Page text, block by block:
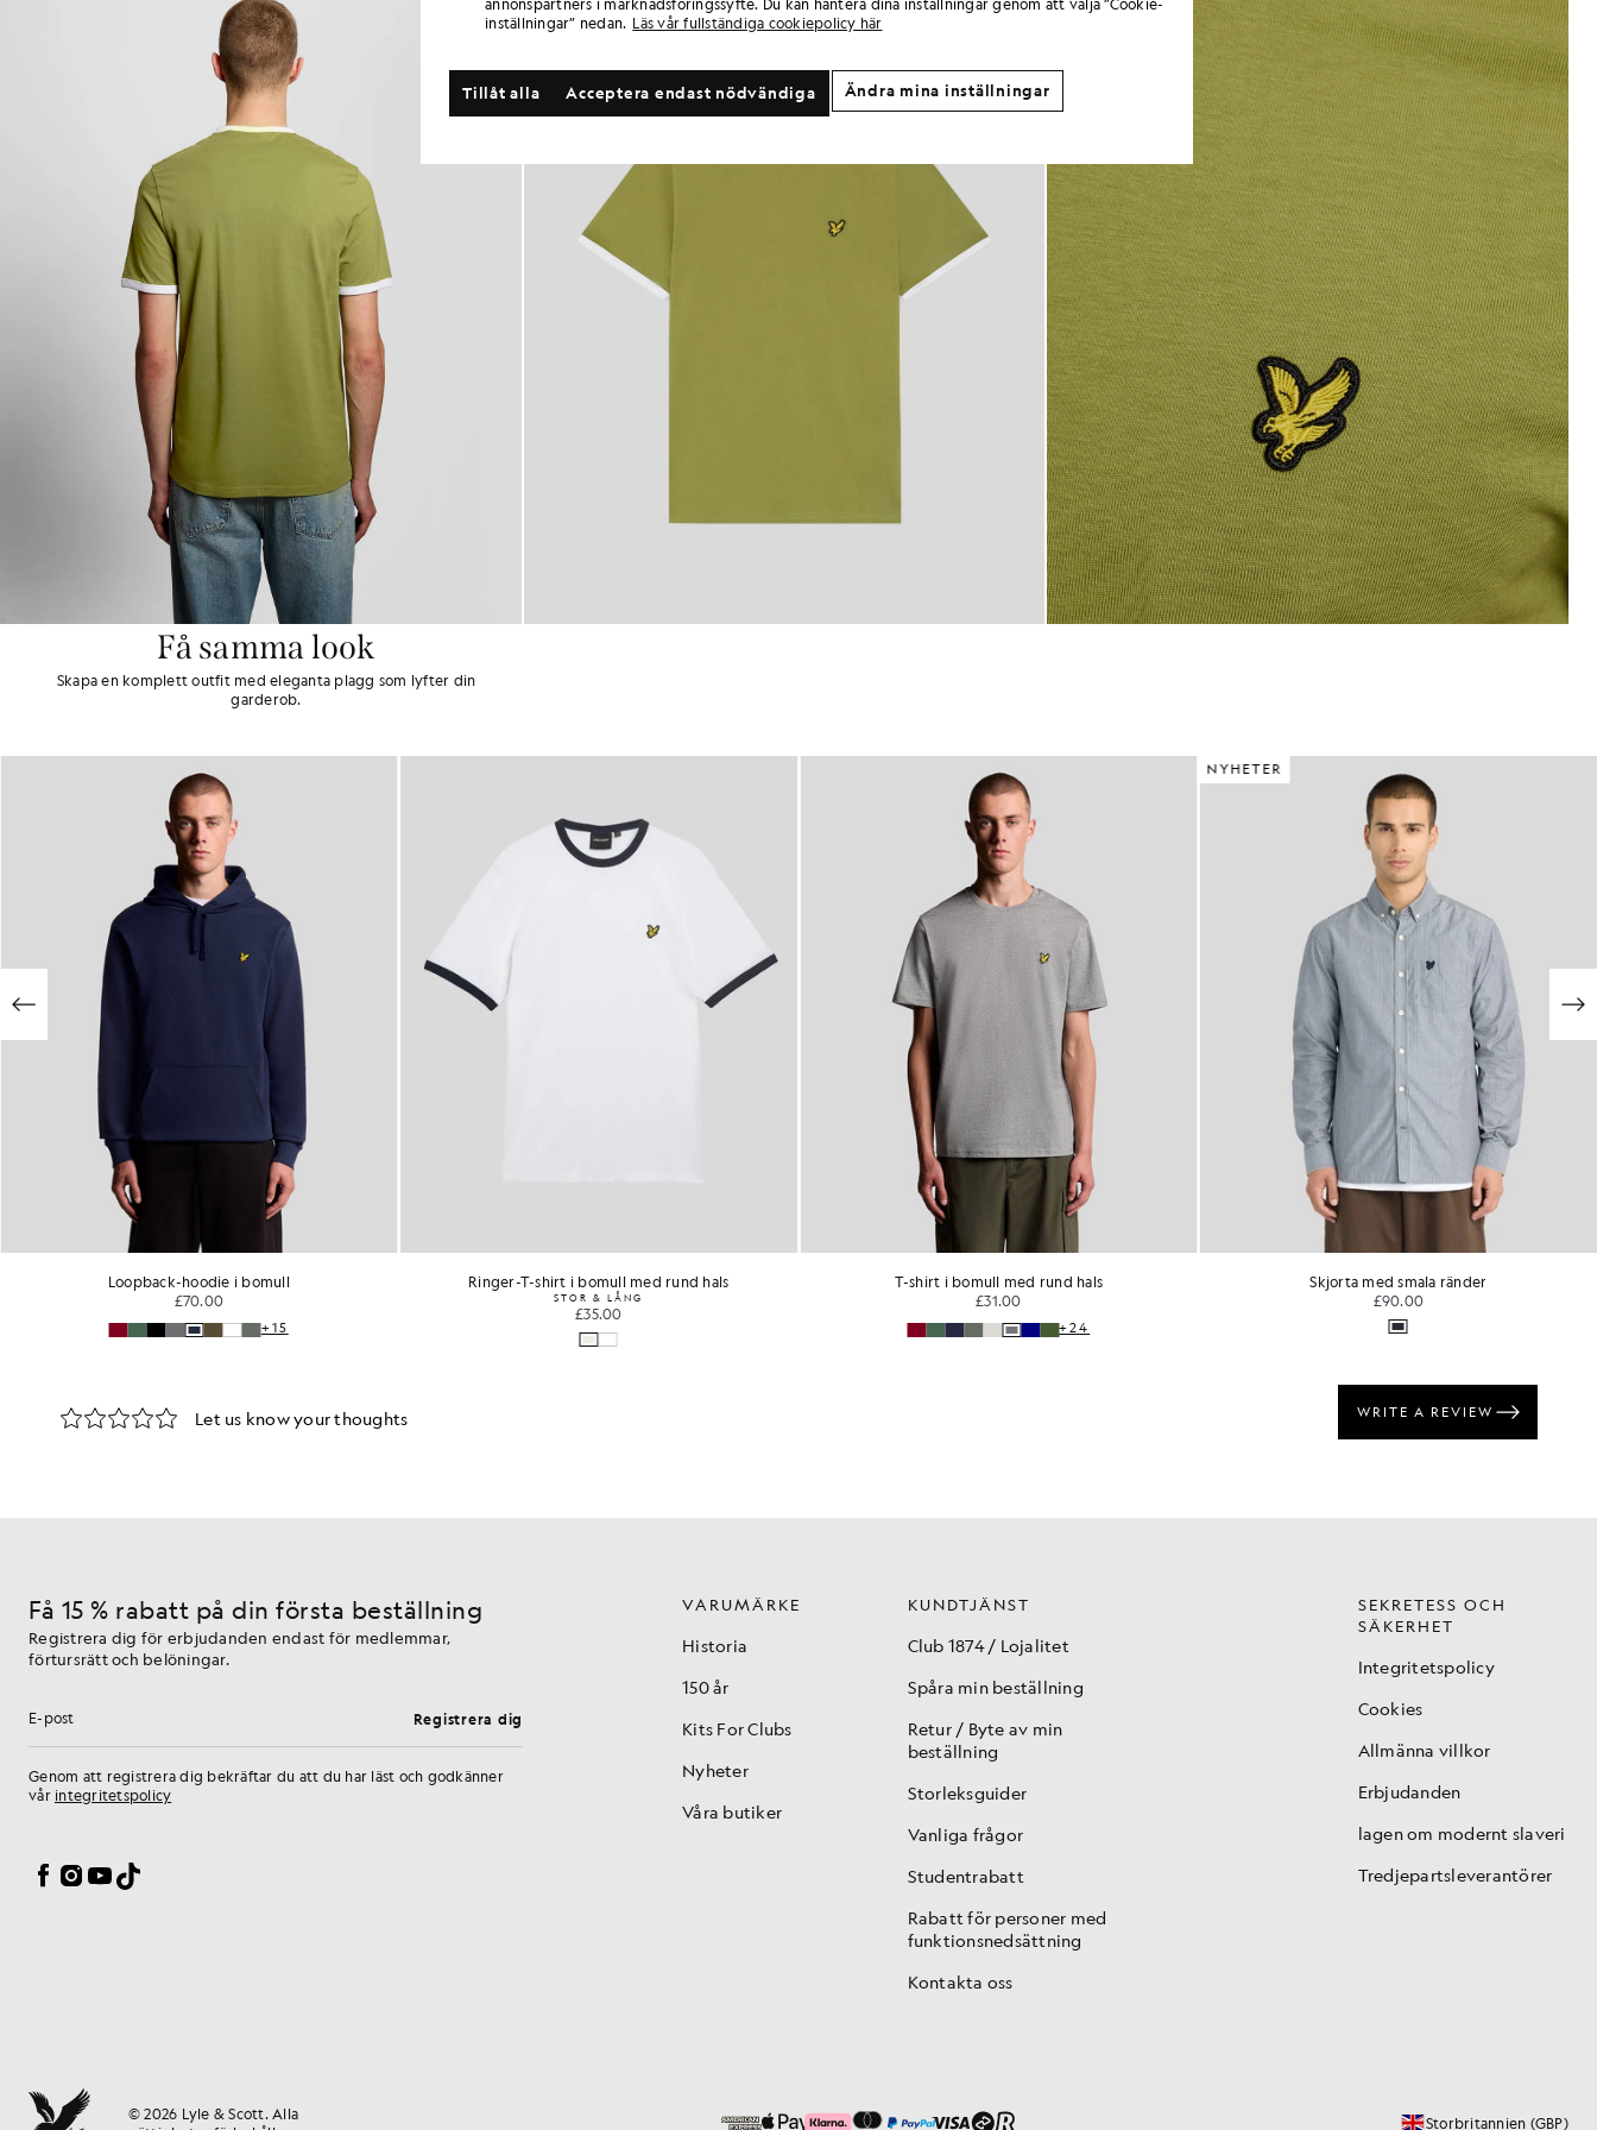
Få samma look
Skapa en komplett outfit med eleganta plagg som lyfter din
garderob.
Loopback-hoodie i bomull
£70.00
+15
Ringer-T-shirt i bomull med rund hals
STOR & LÅNG
£35.00
T-shirt i bomull med rund hals
£31.00
+24
NYHETER
Skjorta med smala ränder
£90.00
Få 15 % rabatt på din första beställning
Registrera dig för erbjudanden endast för medlemmar,
förtursrätt och belöningar.
E-postadress Registrera dig
Genom att registrera dig bekräftar du att du har läst och godkänner
vår integritetspolicy
Facebook
Instagram
YouTube
TikTok
VARUMÄRKE
Historia
150 år
Kits For Clubs
Nyheter
Våra butiker
KUNDTJÄNST
Club 1874 / Lojalitet
Spåra min beställning
Retur / Byte av min
beställning
Storleksguider
Vanliga frågor
Studentrabatt
Rabatt för personer med
funktionsnedsättning
Kontakta oss
SEKRETESS OCH
SÄKERHET
Integritetspolicy
Cookies
Allmänna villkor
Erbjudanden
lagen om modernt slaveri
Tredjepartsleverantörer
© 2026 Lyle & Scott. Alla
Storbritannien (GBP)
inställningar” nedan. Läs vår fullständiga cookiepolicy här
Acceptera endast nödvändiga
Tillåt alla Ändra mina inställningar